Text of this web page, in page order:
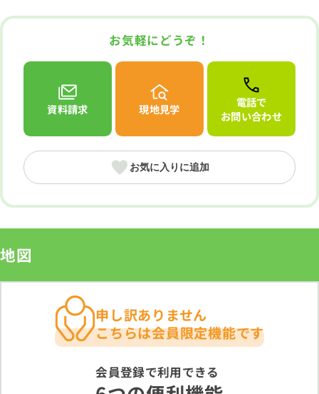
お気軽にどうぞ！
資料請求 現地見学
電話で
お問い合わせ
お気に入りに追加
地図
申し訳ありません
こちらは会員限定機能です
会員登録で利用できる